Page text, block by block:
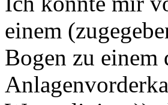
einem
Bogen zu einem